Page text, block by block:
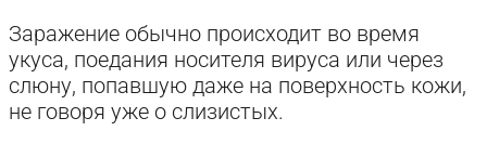
Заражение обычно происходит во время
укуса, поедания носителя вируса или через
слюну, попавшую даже на поверхность кожи,
не говоря уже о слизистых.